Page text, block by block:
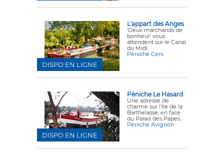
L'appart des Anges
'Deux marchands de
bonheur' vous
attendent sur le Canal
du Midi.
Péniche Cers
DISPO EN LIGNE
Péniche Le Hasard
Une adresse de
charme sur l'Ile de la
Barthelasse, en face
du Palais des Papes.
Péniche Avignon
DISPO EN LIGNE